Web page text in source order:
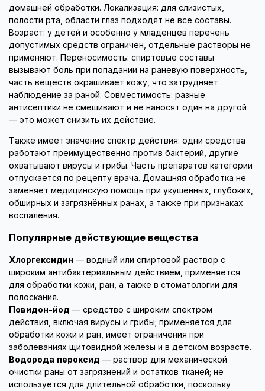
домашней обработки. Локализация: для слизистых,
полости рта, области глаз подходят не все составы.
Возраст: у детей и особенно у младенцев перечень
допустимых средств ограничен, отдельные растворы не
применяют. Переносимость: спиртовые составы
вызывают боль при попадании на раневую поверхность,
часть веществ окрашивает кожу, что затрудняет
наблюдение за раной. Совместимость: разные
антисептики не смешивают и не наносят один на другой
— это может снизить их действие.
Также имеет значение спектр действия: одни средства
работают преимущественно против бактерий, другие
охватывают вирусы и грибы. Часть препаратов категории
отпускается по рецепту врача. Домашняя обработка не
заменяет медицинскую помощь при укушенных, глубоких,
обширных и загрязнённых ранах, а также при признаках
воспаления.
Популярные действующие вещества
Хлоргексидин — водный или спиртовой раствор с
широким антибактериальным действием, применяется
для обработки кожи, ран, а также в стоматологии для
полоскания.
Повидон-йод — средство с широким спектром
действия, включая вирусы и грибы; применяется для
обработки кожи и ран, имеет ограничения при
заболеваниях щитовидной железы и в детском возрасте.
Водорода пероксид — раствор для механической
очистки раны от загрязнений и остатков тканей; не
используется для длительной обработки, поскольку